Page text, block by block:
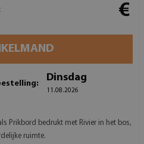
€
Dinsdag
11.08.2026
Prikbord bedrukt met Rivier in het bos,
ruimte.